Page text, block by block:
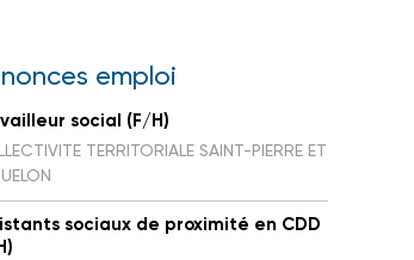
emploi
social (F/H)
TERRITORIALE SAINT-PIERRE ET
sociaux de proximité en CDD